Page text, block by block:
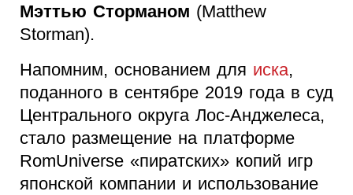
Мэттью Сторманом (Matthew
Storman).
Напомним, основанием для иска,
поданного в сентябре 2019 года в суд
Центрального округа Лос-Анджелеса,
стало размещение на платформе
RomUniverse «пиратских» копий игр
японской компании и использование